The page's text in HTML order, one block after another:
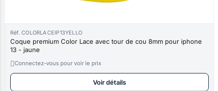
Réf. COLORLACEIP13YELLO
Coque premium Color Lace avec tour de cou 8mm pour iphone
13 - jaune
Connectez-vous pour voir le prix
Voir détails